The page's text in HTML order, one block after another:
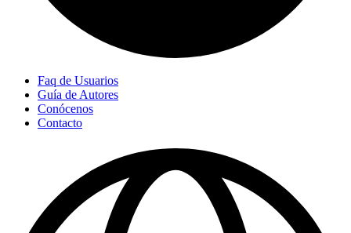
Faq de Usuarios
Guía de Autores
Conócenos
Contacto